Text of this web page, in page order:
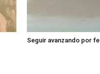
Seguir avanzando por fe